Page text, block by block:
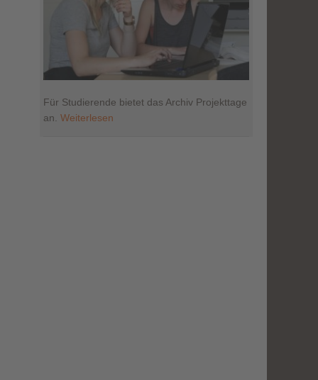
Für Studierende bietet das Archiv Projekttage
an. Weiterlesen